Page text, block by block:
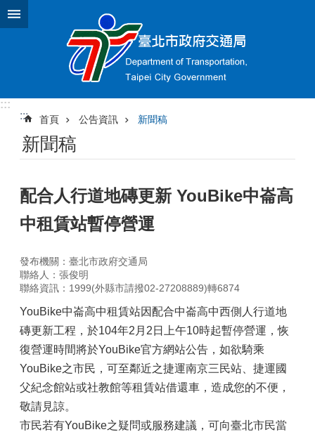
跳到主要內容區塊
:::
:::
首頁 公告資訊 新聞稿
新聞稿
配合人行道地磚更新 YouBike中崙高
中租賃站暫停營運
發布機關：臺北市政府交通局
聯絡人：張俊明
聯絡資訊：1999(外縣市請撥02-27208889)轉6874
YouBike中崙高中租賃站因配合中崙高中西側人行道地
磚更新工程，於104年2月2日上午10時起暫停營運，恢
復營運時間將於YouBike官方網站公告，如欲騎乘
YouBike之市民，可至鄰近之捷運南京三民站、捷運國
父紀念館站或社教館等租賃站借還車，造成您的不便，
敬請見諒。
市民若有YouBike之疑問或服務建議，可向臺北市民當